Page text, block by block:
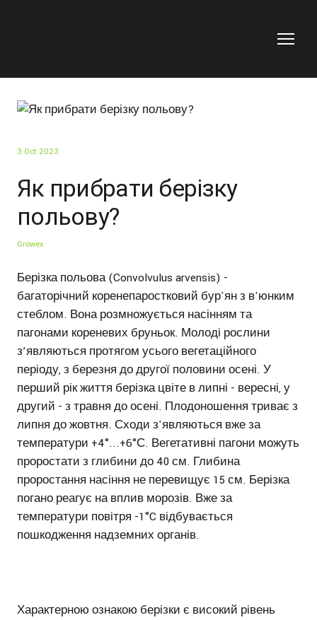
3 Oct 2023
Як прибрати берізку
польову?
Growex
Берізка польова (Convolvulus arvensis) -
багаторічний коренепаростковий бур'ян з в'юнким
стеблом. Вона розмножується насінням та
пагонами кореневих бруньок. Молоді рослини
з’являються протягом усього вегетаційного
періоду, з березня до другої половини осені. У
перший рік життя берізка цвіте в липні - вересні, у
другий - з травня до осені. Плодоношення триває з
липня до жовтня. Сходи з'являються вже за
температури +4°...+6°С. Вегетативні пагони можуть
проростати з глибини до 40 см. Глибина
проростання насіння не перевищує 15 см. Берізка
погано реагує на вплив морозів. Вже за
температури повітря -1°C відбувається
пошкодження надземних органів.
Характерною ознакою берізки є високий рівень